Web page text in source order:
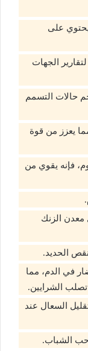
على
الجهات
حالات التسمم
يعزز من قوة
فإنه يقوي من
الزنك
الحديد.
في الدم، مما
الشرايين.
السعال عند
حب الشباب.